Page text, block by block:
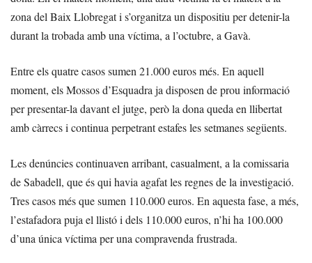
zona del Baix Llobregat i s’organitza un dispositiu per detenir-la
durant la trobada amb una víctima, a l’octubre, a Gavà.
Entre els quatre casos sumen 21.000 euros més. En aquell
moment, els Mossos d’Esquadra ja disposen de prou informació
per presentar-la davant el jutge, però la dona queda en llibertat
amb càrrecs i continua perpetrant estafes les setmanes següents.
Les denúncies continuaven arribant, casualment, a la comissaria
de Sabadell, que és qui havia agafat les regnes de la investigació.
Tres casos més que sumen 110.000 euros. En aquesta fase, a més,
l’estafadora puja el llistó i dels 110.000 euros, n’hi ha 100.000
d’una única víctima per una compravenda frustrada.